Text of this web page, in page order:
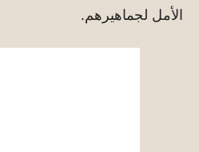
الأمل لجماهيرهم.